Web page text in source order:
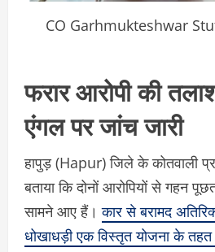
CO Garhmukteshwar
फरार आरोपी की
एंगल पर जांच जारी
हापुड़ (Hapur) जिले के कोतवाली
बताया कि दोनों आरोपियों से गहन
सामने आए हैं।कार से बरामद
धोखाधड़ी एक विस्तृत योजना के तहत